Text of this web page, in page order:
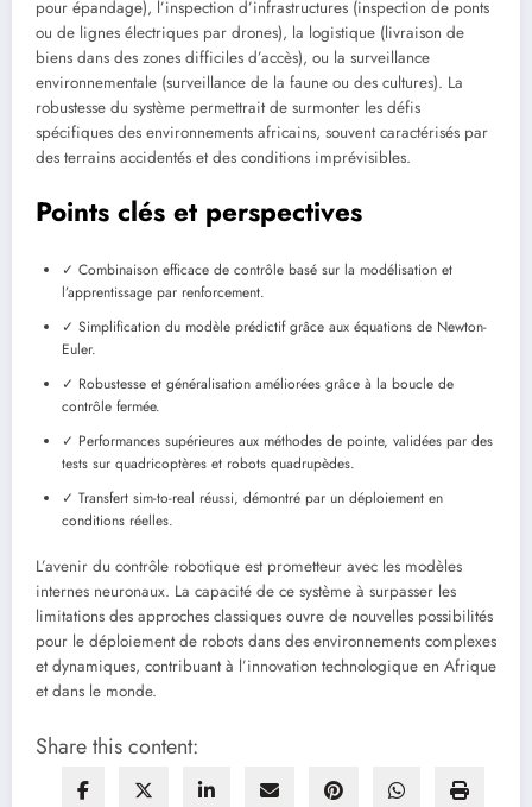
pour épandage), l’inspection d’infrastructures (inspection de ponts
ou de lignes électriques par drones), la logistique (livraison de
biens dans des zones difficiles d’accès), ou la surveillance
environnementale (surveillance de la faune ou des cultures). La
robustesse du système permettrait de surmonter les défis
spécifiques des environnements africains, souvent caractérisés par
des terrains accidentés et des conditions imprévisibles.
Points clés et perspectives
✓ Combinaison efficace de contrôle basé sur la modélisation et
l’apprentissage par renforcement.
✓ Simplification du modèle prédictif grâce aux équations de Newton-
Euler.
✓ Robustesse et généralisation améliorées grâce à la boucle de
contrôle fermée.
✓ Performances supérieures aux méthodes de pointe, validées par des
tests sur quadricoptères et robots quadrupèdes.
✓ Transfert sim-to-real réussi, démontré par un déploiement en
conditions réelles.
L’avenir du contrôle robotique est prometteur avec les modèles
internes neuronaux. La capacité de ce système à surpasser les
limitations des approches classiques ouvre de nouvelles possibilités
pour le déploiement de robots dans des environnements complexes
et dynamiques, contribuant à l’innovation technologique en Afrique
et dans le monde.
Share this content: